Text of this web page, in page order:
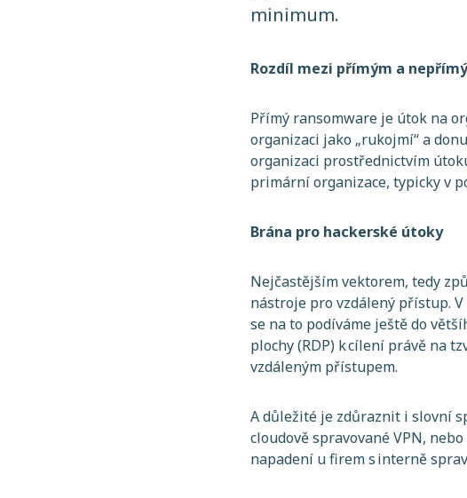
minimum.
Rozdíl mezi přímým a
Přímý ransomware je útok na
organizaci jako „rukojmí“ a
organizaci prostřednictvím
primární organizace, typicky v
Brána pro hackerské útoky
Nejčastějším vektorem, tedy
nástroje pro vzdálený přístup.
se na to podíváme ještě do
plochy (RDP) k cílení právě na
vzdáleným přístupem.
A důležité je zdůraznit i slovní
cloudově spravované VPN,
napadení u firem s interně